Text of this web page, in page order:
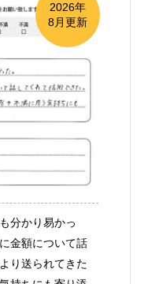
2026年
8月更新
分かり易かっ
金額について話
り送られてきた